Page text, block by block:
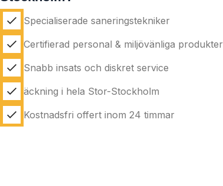
Specialiserade saneringstekniker
Certifierad personal & miljövänliga produkter
Snabb insats och diskret service
äckning i hela Stor-Stockholm
Kostnadsfri offert inom 24 timmar